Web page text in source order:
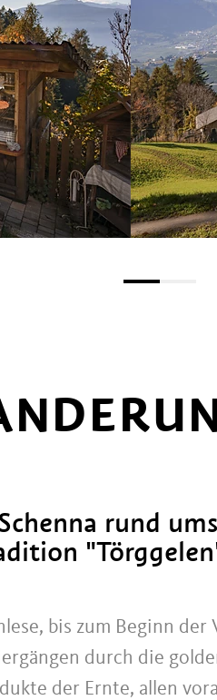
rund
bis zum Beginn
durch die
der Ernte, allen